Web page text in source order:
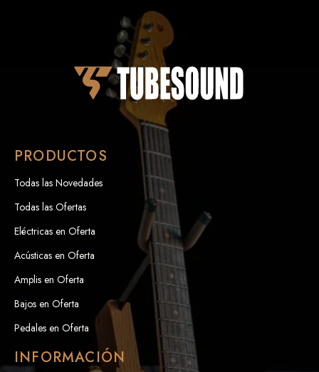
PRODUCTOS
Todas las Novedades
Todas las Ofertas
Eléctricas en Oferta
Acústicas en Oferta
Amplis en Oferta
Bajos en Oferta
Pedales en Oferta
INFORMACIÓN